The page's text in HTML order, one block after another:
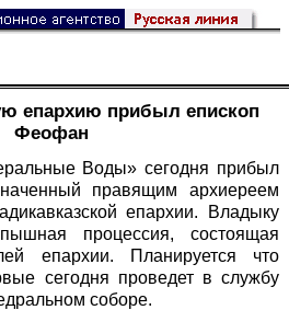
епархию прибыл епископ
Феофан
Воды» сегодня прибыл
правящим архиереем
епархии. Владыку
процессия, состоящая
епархии. Планируется что
сегодня проведет в службу
соборе.